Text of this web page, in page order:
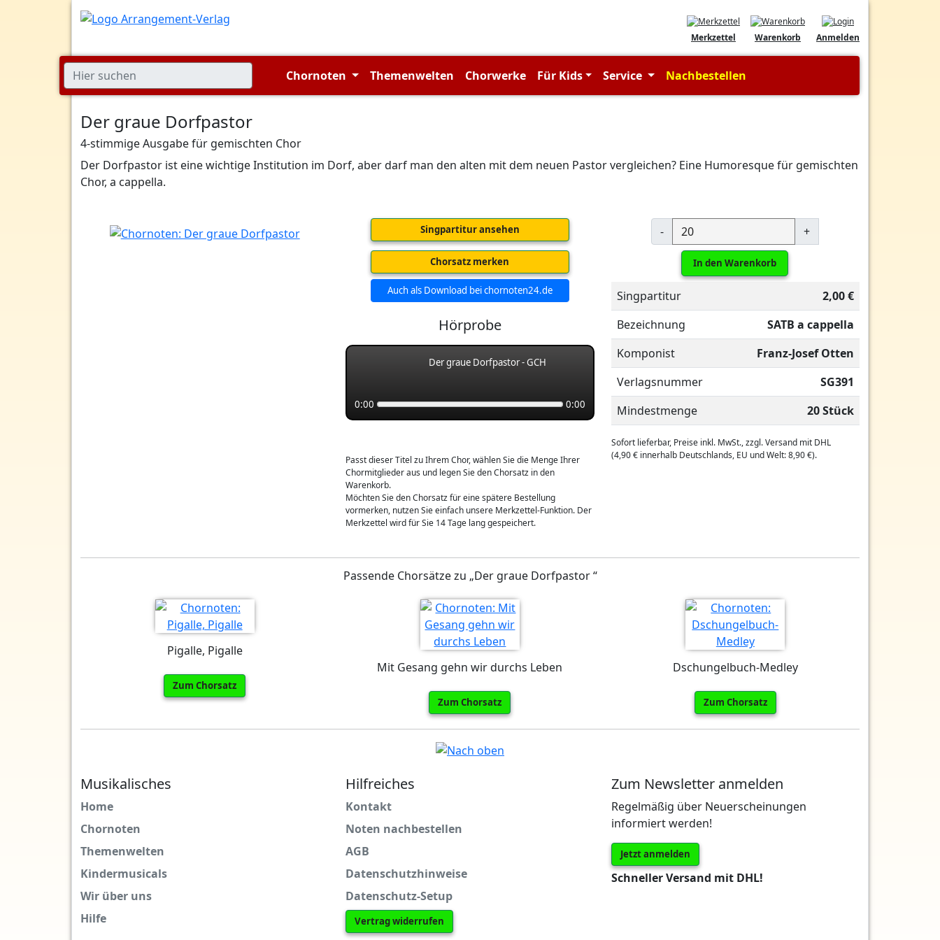
Anmelden
Warenkorb
Merkzettel
Chornoten Themenwelten Chorwerke Für Kids Service Nachbestellen
Der graue Dorfpastor
4-stimmige Ausgabe für gemischten Chor
Der Dorfpastor ist eine wichtige Institution im Dorf, aber darf man den alten mit dem neuen Pastor vergleichen? Eine Humoresque für gemischten
Chor, a cappella.
Singpartitur ansehen
Chorsatz merken
Auch als Download bei chornoten24.de
Hörprobe
Der graue Dorfpastor - GCH
0:00 0:00
Passt dieser Titel zu Ihrem Chor, wählen Sie die Menge Ihrer
Chormitglieder aus und legen Sie den Chorsatz in den
Warenkorb.
Möchten Sie den Chorsatz für eine spätere Bestellung
vormerken, nutzen Sie einfach unsere Merkzettel-Funktion. Der
Merkzettel wird für Sie 14 Tage lang gespeichert.
- +
In den Warenkorb
Singpartitur
2,00 €
Bezeichnung
SATB a cappella
Komponist
Franz-Josef Otten
Verlagsnummer
SG391
Mindestmenge
20 Stück
Sofort lieferbar, Preise inkl. MwSt., zzgl. Versand mit DHL
(4,90 € innerhalb Deutschlands, EU und Welt: 8,90 €).
Passende Chorsätze zu „Der graue Dorfpastor “
Pigalle, Pigalle
Zum Chorsatz
Mit Gesang gehn wir durchs Leben
Zum Chorsatz
Dschungelbuch-Medley
Zum Chorsatz
Musikalisches
Home
Chornoten
Themenwelten
Kindermusicals
Wir über uns
Hilfe
Hilfreiches
Kontakt
Noten nachbestellen
AGB
Datenschutzhinweise
Datenschutz-Setup
Vertrag widerrufen
Zum Newsletter anmelden
Regelmäßig über Neuerscheinungen
informiert werden!
Jetzt anmelden
Schneller Versand mit DHL!